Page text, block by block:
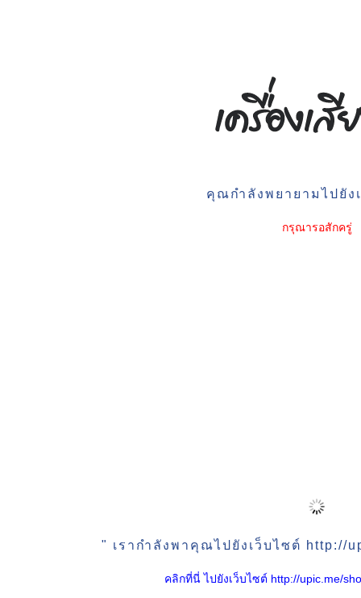
คุณกำลังพยายามไปยัง
กรุณารอสักครู่
" เรากำลังพาคุณไปยังเว็บไซต์ http://
คลิกที่นี่ ไปยังเว็บไซต์ http://upic.me/